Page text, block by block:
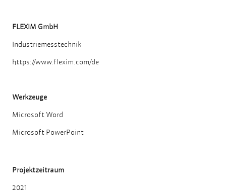
FLEXIM GmbH
Industriemesstechnik
https://www.flexim.com/de
Werkzeuge
Microsoft Word
Microsoft PowerPoint
Projektzeitraum
2021